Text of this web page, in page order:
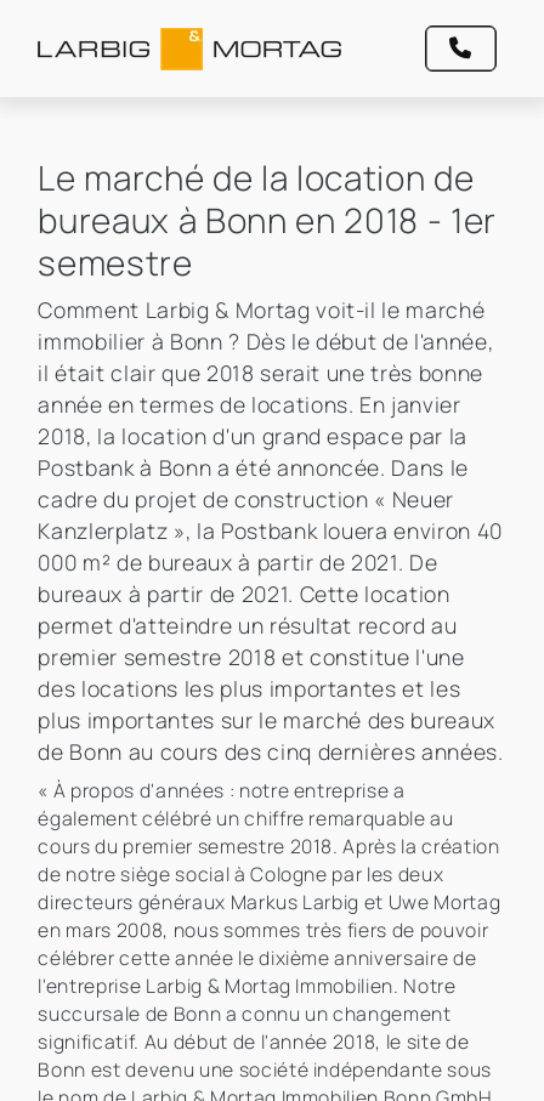
Le marché de la location de
bureaux à Bonn en 2018 - 1er
semestre
Comment Larbig & Mortag voit-il le marché
immobilier à Bonn ? Dès le début de l'année,
il était clair que 2018 serait une très bonne
année en termes de locations. En janvier
2018, la location d'un grand espace par la
Postbank à Bonn a été annoncée. Dans le
cadre du projet de construction « Neuer
Kanzlerplatz », la Postbank louera environ 40
000 m² de bureaux à partir de 2021. De
bureaux à partir de 2021. Cette location
permet d'atteindre un résultat record au
premier semestre 2018 et constitue l'une
des locations les plus importantes et les
plus importantes sur le marché des bureaux
de Bonn au cours des cinq dernières années.
« À propos d'années : notre entreprise a
également célébré un chiffre remarquable au
cours du premier semestre 2018. Après la création
de notre siège social à Cologne par les deux
directeurs généraux Markus Larbig et Uwe Mortag
en mars 2008, nous sommes très fiers de pouvoir
célébrer cette année le dixième anniversaire de
l'entreprise Larbig & Mortag Immobilien. Notre
succursale de Bonn a connu un changement
significatif. Au début de l'année 2018, le site de
Bonn est devenu une société indépendante sous